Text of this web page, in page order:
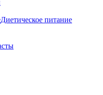
Диетическое питание